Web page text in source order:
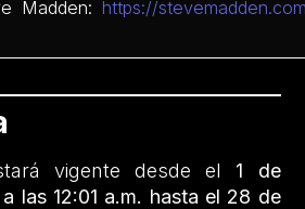
Madden:https://
vigente desde el
1 de
las 12:01 a.m. hasta el 28 de